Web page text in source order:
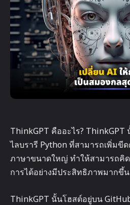
ThinkGPT คืออะไร?
ไลบรารี Python ที่สามารถเพิ่มขี
ภาษาขนาดใหญ่ ทำให้สามารถคิด
การได้อย่างมีประสิทธิภาพมากขึ้น
ThinkGPT นั้นโฮสต์อยู่บน